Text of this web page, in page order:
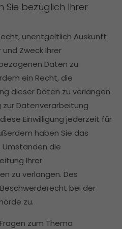
Sie bezüglich Ihrer
unentgeltlich Auskunft
Zweck Ihrer
Daten zu
ein Recht, die
dieser Daten zu verlangen.
zur Datenverarbeitung
Einwilligung jederzeit für
haben Sie das
die
Ihrer
zu verlangen. Des
bei der
zu.
zum Thema